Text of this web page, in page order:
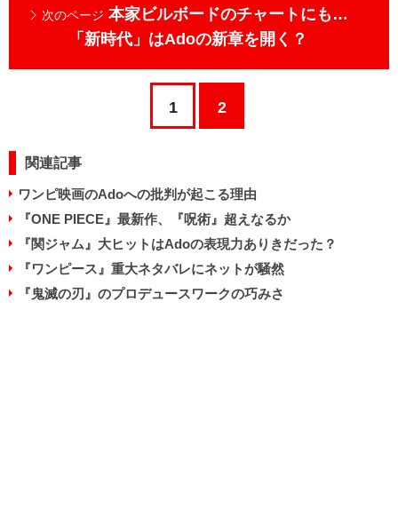
次のページ 本家ビルボードのチャートにも…
「新時代」はAdoの新章を開く？
1 2
関連記事
ワンピ映画のAdoへの批判が起こる理由
『ONE PIECE』最新作、『呪術』超えなるか
『関ジャム』大ヒットはAdoの表現力ありきだった？
『ワンピース』重大ネタバレにネットが騒然
『鬼滅の刃』のプロデュースワークの巧みさ